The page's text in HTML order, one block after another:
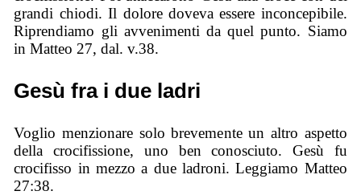
grandi chiodi. Il dolore doveva essere inconcepibile.
Riprendiamo gli avvenimenti da quel punto. Siamo
in Matteo 27, dal. v.38.
Gesù fra i due ladri
Voglio menzionare solo brevemente un altro aspetto
della crocifissione, uno ben conosciuto. Gesù fu
crocifisso in mezzo a due ladroni. Leggiamo Matteo
27:38.